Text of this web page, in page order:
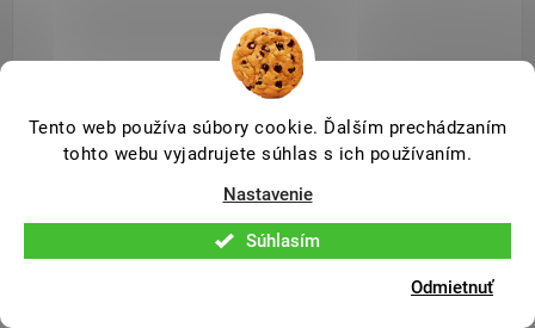
Tento web používa súbory cookie. Ďalším prechádzaním
tohto webu vyjadrujete súhlas s ich používaním.
Nastavenie
Odmietnuť
Súhlasím